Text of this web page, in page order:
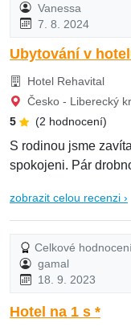
Vanessa
7. 8. 2024
Ubytování v
Hotel Rehavital
Česko - Liberecký
5
(2 hodnocení)
S rodinou jsme
spokojeni. Pár
zobrazit celou recenzi ›
Celkové
gamal
18. 9. 2023
Hotel na 1 s *